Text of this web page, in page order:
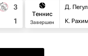
3
1
Теннис
Завершен
Д.
К.